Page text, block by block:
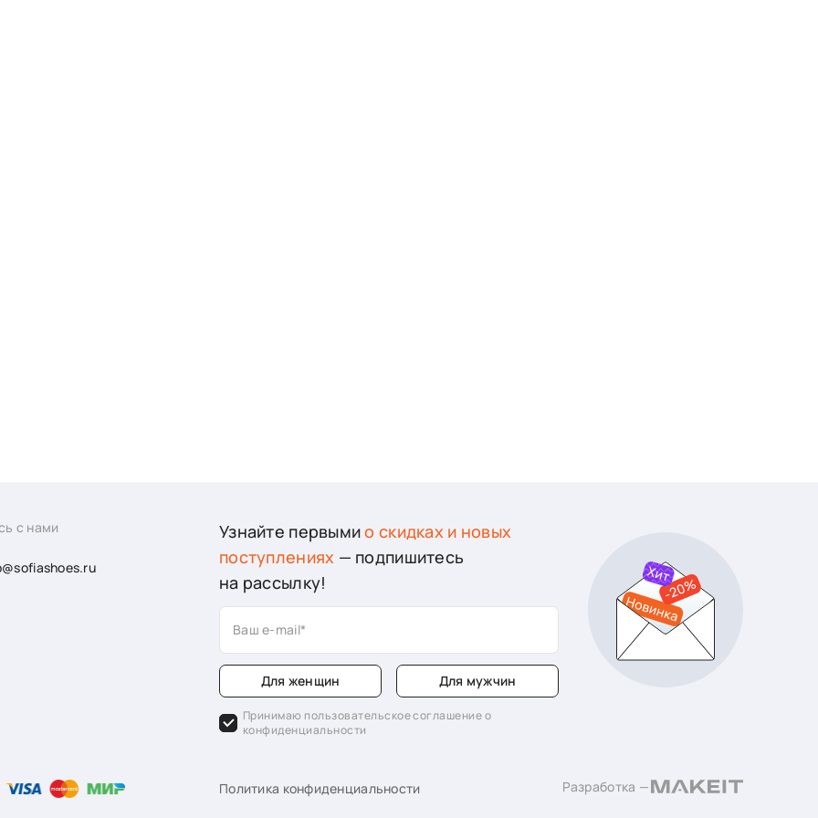
с нами Узнайте первымио скидках и новых
поступлениях — подпишитесь
на рассылку!
Ваш e-mail
Для женщин Для мужчин
Принимаю пользовательское соглашение о
конфиденциальности
Политика конфиденциальности Разработка —